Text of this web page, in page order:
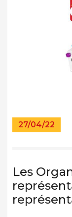
27/04/22
Les